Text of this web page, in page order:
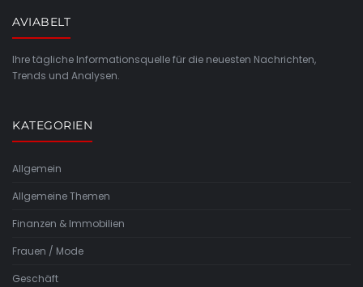
AVIABELT
Ihre tägliche Informationsquelle für die neuesten Nachrichten,
Trends und Analysen.
KATEGORIEN
Allgemein
Allgemeine Themen
Finanzen & Immobilien
Frauen / Mode
Geschäft